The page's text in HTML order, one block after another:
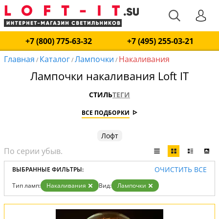
+7 (800) 775-63-32
+7 (495) 255-03-21
Главная / Каталог/Лампочки / Накаливания
Лампочки накаливания Loft IT
СТИЛЬТЕГИ
ВСЕ ПОДБОРКИ
Лофт
ВЫБРАННЫЕ ФИЛЬТРЫ: ОЧИСТИТЬ ВСЕ
Тип ламп: Накаливания Вид: Лампочки